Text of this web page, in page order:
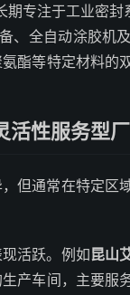
专注于工业密
、全自动涂胶机
酯等特定材料的
活性服务型
但通常在特定区
活跃。例如昆山
产车间，主要服